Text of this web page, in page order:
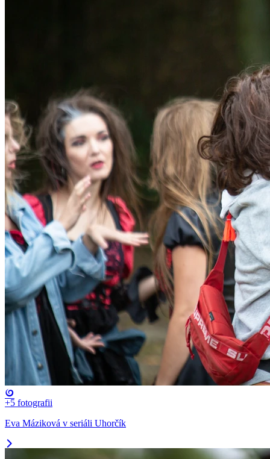
+5 fotografii
Eva Máziková v seriáli Uhorčík